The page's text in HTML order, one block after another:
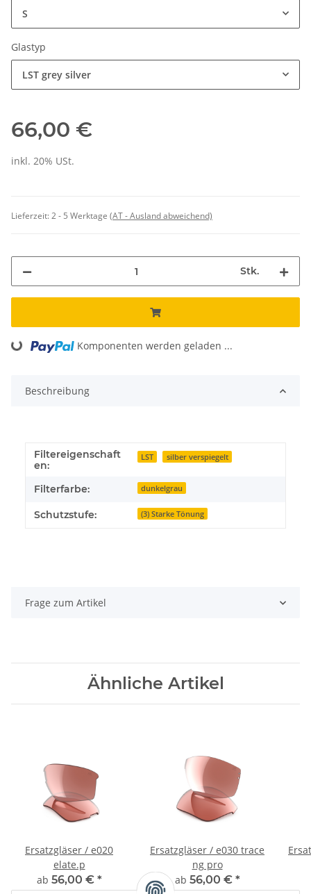
S
Glastyp
LST grey silver
66,00 €
inkl. 20% USt.
Lieferzeit:2 - 5 Werktage (AT - Ausland abweichend)
Stk.
Loading... Komponenten werden geladen ...
Beschreibung
Filtereigenschaft
en:
LST silber verspiegelt
Filterfarbe: dunkelgrau
Schutzstufe: (3) Starke Tönung
Frage zum Artikel
Ähnliche Artikel
Ersatzgläser / e020
elate.p
ab 56,00 € *
Ersatzgläser / e030 trace
ng pro
ab 56,00 € *